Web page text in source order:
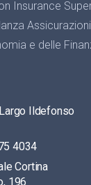
Insurance
Assicurazioni
e delle
Ildefonso
4034
Cortina
196